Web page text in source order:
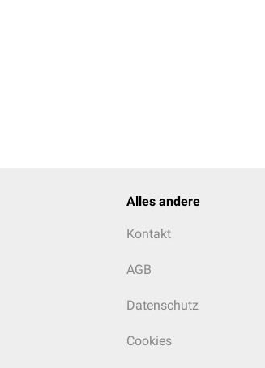
Alles andere
Kontakt
AGB
Datenschutz
Cookies